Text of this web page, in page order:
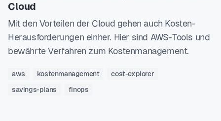
Cloud
Mit den Vorteilen der Cloud gehen auch Kosten-
Herausforderungen einher. Hier sind AWS-Tools und
bewährte Verfahren zum Kostenmanagement.
aws kostenmanagement
cost-explorer
savings-plans
finops